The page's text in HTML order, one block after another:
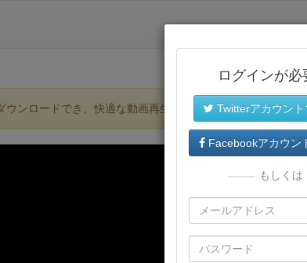
ウンロードでき、快適な動画再生環境が提供されます。
ログインが必
Twitterアカウン
Facebookアカウン
もしくは